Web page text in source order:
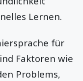
Lernen.
für
Faktoren wie
Problems,